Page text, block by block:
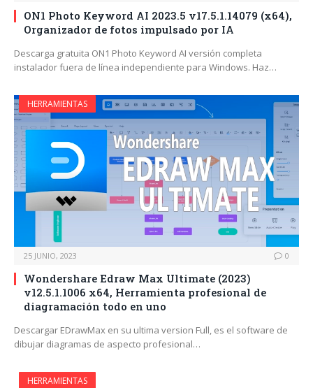
ON1 Photo Keyword AI 2023.5 v17.5.1.14079 (x64),
Organizador de fotos impulsado por IA
Descarga gratuita ON1 Photo Keyword AI versión completa
instalador fuera de línea independiente para Windows. Haz…
HERRAMIENTAS
25 JUNIO, 2023 0
Wondershare Edraw Max Ultimate (2023)
v12.5.1.1006 x64, Herramienta profesional de
diagramación todo en uno
Descargar EDrawMax en su ultima version Full, es el software de
dibujar diagramas de aspecto profesional…
HERRAMIENTAS